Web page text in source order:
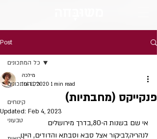
Post
כל המתכונים
קינוחים
טבעוני
כל המתכונים
פנקייקס (מחבתיות)
מילכה
Jul 11, 2020 1 min read
Updated: Feb 4, 2023
אי שם בשנות ה-80,בדרך מירושלים
לנהריה,לביקור אצל סבא וסבתא והדודים, היינו